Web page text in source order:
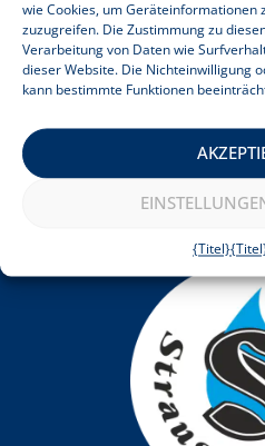
wie Cookies, um Geräteinformationen
zuzugreifen. Die Zustimmung zu
Verarbeitung von Daten wie
dieser Website. Die Nichteinwilligung
kann bestimmte Funktionen
{Titel}
Wie funktioniert es?
FAQ
Bewertungen
Datenschutz-
Cookie-Hinweis